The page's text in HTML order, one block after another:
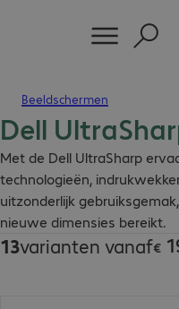
Beeldschermen
Dell
Met de Dell UltraSharp
technologieën,
uitzonderlijk
nieuwe dimensies bereikt.
13varianten vanaf€
€